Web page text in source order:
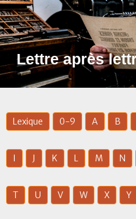
Lettre après
Lexique 0-9 A B
I J K L M N
T U V W X Y